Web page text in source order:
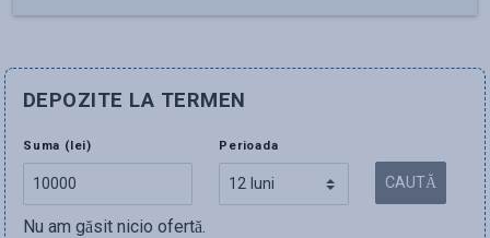
DEPOZITE LA TERMEN
Suma (lei) Perioada
CAUTĂ
Nu am găsit nicio ofertă.